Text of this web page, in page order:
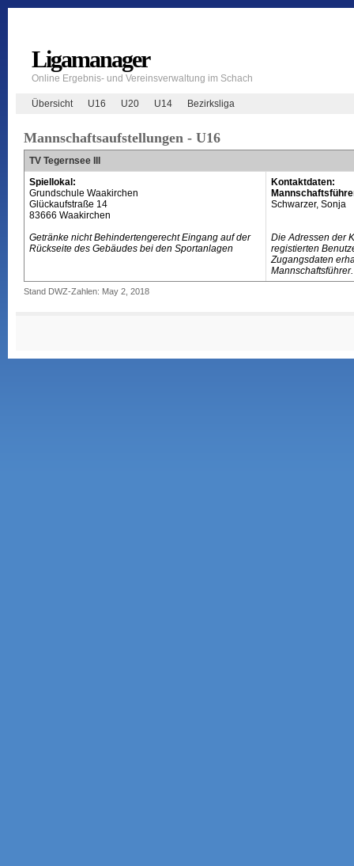
Ligamanager
Online Ergebnis- und Vereinsverwaltung im Schach
Übersicht U16 U20 U14 Bezirksliga
Mannschaftsaufstellungen - U16
TV Tegernsee III
Spiellokal:
Grundschule Waakirchen
Glückaufstraße 14
83666 Waakirchen
Getränke nicht Behindertengerecht Eingang auf der
Rückseite des Gebäudes bei den Sportanlagen
Kontaktdaten:
Schwarzer, Sonja
Die Adressen der
registierten
Zugangsdaten
Mannschaftsführer.
Stand DWZ-Zahlen: May 2, 2018